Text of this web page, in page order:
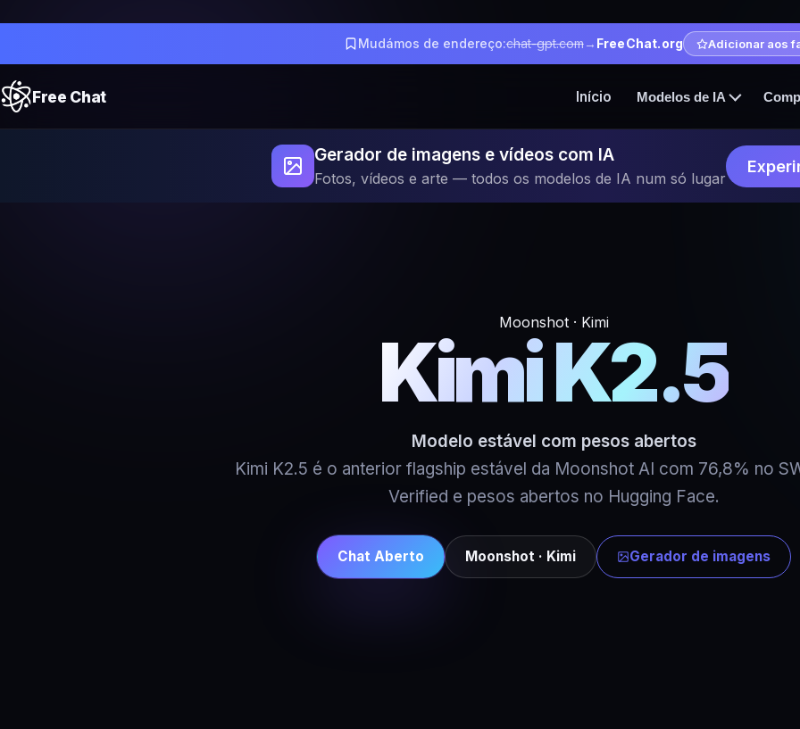
Mudámos de endereço:chat-gpt.com→ FreeChat.org Adicionar aos
Free Chat Início Modelos de IA
Gerador de imagens e vídeos com IA
Fotos, vídeos e arte — todos os modelos de IA num só lugar
Moonshot · Kimi
Kimi K2.5
Modelo estável com pesos abertos
Kimi K2.5 é o anterior flagship estável da Moonshot AI com 76,8% no
Verified e pesos abertos no Hugging Face.
Chat Aberto Moonshot · Kimi Gerador de imagens